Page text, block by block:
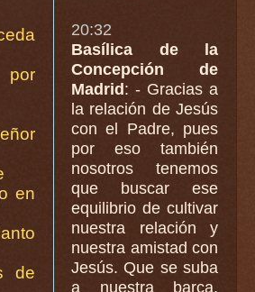
por
en
de
20:32
Basílica de la
Concepción de
Madrid: - Gracias a
la relación de Jesús
con el Padre, pues
por eso también
nosotros tenemos
que buscar ese
equilibrio de cultivar
nuestra relación y
nuestra amistad con
Jesús. Que se suba
a nuestra barca,